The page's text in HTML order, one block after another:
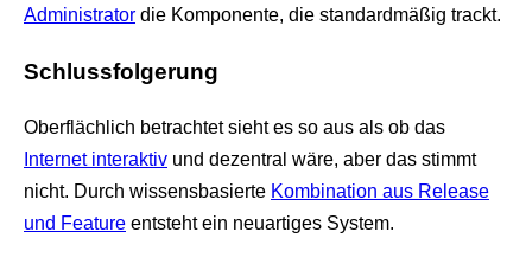
Administrator die Komponente, die standardmäßig trackt.
Schlussfolgerung
Oberflächlich betrachtet sieht es so aus als ob das
Internet interaktiv und dezentral wäre, aber das stimmt
nicht. Durch wissensbasierte Kombination aus Release
und Feature entsteht ein neuartiges System.